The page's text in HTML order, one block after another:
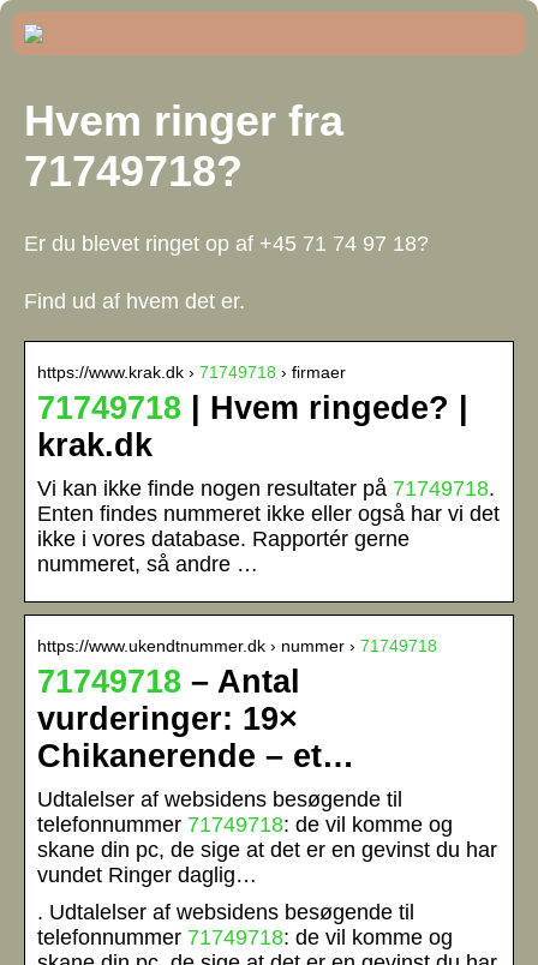
Hvem ringer fra
71749718?
Er du blevet ringet op af +45 71 74 97 18?
Find ud af hvem det er.
https://www.krak.dk › 71749718 › firmaer
71749718 | Hvem ringede? |
krak.dk
Vi kan ikke finde nogen resultater på 71749718.
Enten findes nummeret ikke eller også har vi det
ikke i vores database. Rapportér gerne
nummeret, så andre …
https://www.ukendtnummer.dk › nummer › 71749718
71749718 – Antal
vurderinger: 19×
Chikanerende – et…
Udtalelser af websidens besøgende til
telefonnummer 71749718: de vil komme og
skane din pc, de sige at det er en gevinst du har
vundet Ringer daglig…
. Udtalelser af websidens besøgende til
telefonnummer 71749718: de vil komme og